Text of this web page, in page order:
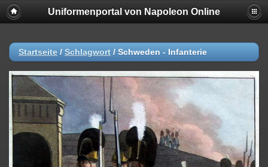
Uniformenportal von Napoleon Online
Startseite / Schlagwort / Schweden - Infanterie